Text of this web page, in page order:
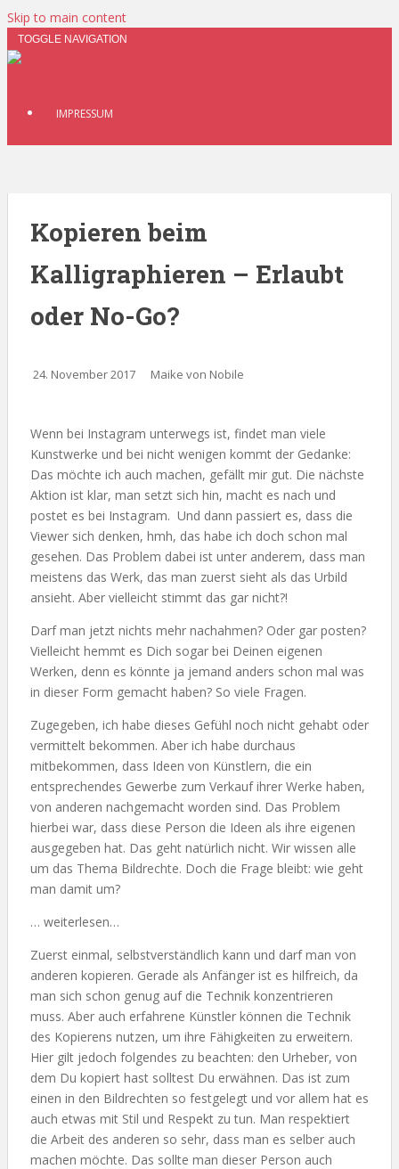
Skip to main content
TOGGLE NAVIGATION
IMPRESSUM
Kopieren beim
Kalligraphieren – Erlaubt
oder No-Go?
24. November 2017 Maike von Nobile
Wenn bei Instagram unterwegs ist, findet man viele
Kunstwerke und bei nicht wenigen kommt der Gedanke:
Das möchte ich auch machen, gefällt mir gut. Die nächste
Aktion ist klar, man setzt sich hin, macht es nach und
postet es bei Instagram. Und dann passiert es, dass die
Viewer sich denken, hmh, das habe ich doch schon mal
gesehen. Das Problem dabei ist unter anderem, dass man
meistens das Werk, das man zuerst sieht als das Urbild
ansieht. Aber vielleicht stimmt das gar nicht?!
Darf man jetzt nichts mehr nachahmen? Oder gar posten?
Vielleicht hemmt es Dich sogar bei Deinen eigenen
Werken, denn es könnte ja jemand anders schon mal was
in dieser Form gemacht haben? So viele Fragen.
Zugegeben, ich habe dieses Gefühl noch nicht gehabt oder
vermittelt bekommen. Aber ich habe durchaus
mitbekommen, dass Ideen von Künstlern, die ein
entsprechendes Gewerbe zum Verkauf ihrer Werke haben,
von anderen nachgemacht worden sind. Das Problem
hierbei war, dass diese Person die Ideen als ihre eigenen
ausgegeben hat. Das geht natürlich nicht. Wir wissen alle
um das Thema Bildrechte. Doch die Frage bleibt: wie geht
man damit um?
… weiterlesen…
Zuerst einmal, selbstverständlich kann und darf man von
anderen kopieren. Gerade als Anfänger ist es hilfreich, da
man sich schon genug auf die Technik konzentrieren
muss. Aber auch erfahrene Künstler können die Technik
des Kopierens nutzen, um ihre Fähigkeiten zu erweitern.
Hier gilt jedoch folgendes zu beachten: den Urheber, von
dem Du kopiert hast solltest Du erwähnen. Das ist zum
einen in den Bildrechten so festgelegt und vor allem hat es
auch etwas mit Stil und Respekt zu tun. Man respektiert
die Arbeit des anderen so sehr, dass man es selber auch
machen möchte. Das sollte man dieser Person auch